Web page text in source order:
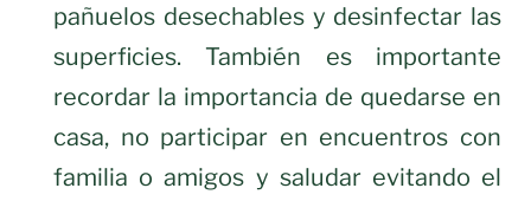
pañuelos desechables y desinfectar las
superficies. También es importante
recordar la importancia de quedarse en
casa, no participar en encuentros con
familia o amigos y saludar evitando el